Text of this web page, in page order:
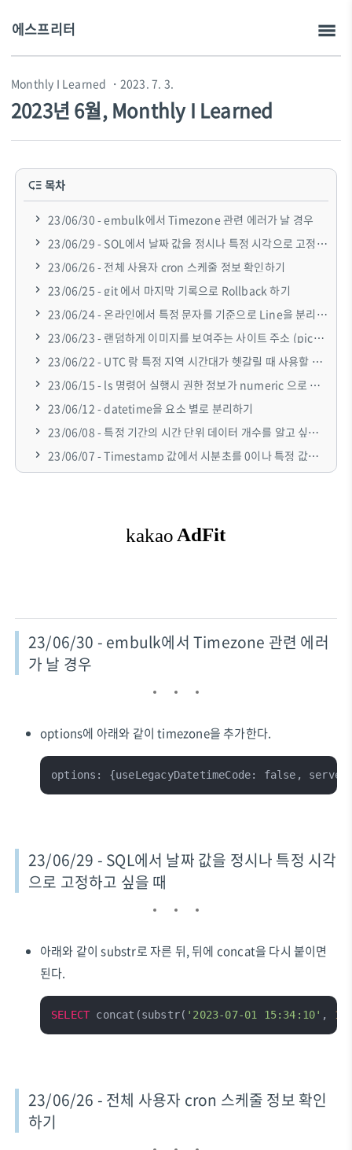
에스프리터
Monthly I Learned ・2023. 7. 3.
2023년 6월, Monthly I Learned
목차
23/06/30 - embulk에서 Timezone 관련 에러가 날 경우
23/06/29 - SQL에서 날짜 값을 정시나 특정 시각으로 고정하고 싶을 때
23/06/26 - 전체 사용자 cron 스케줄 정보 확인하기
23/06/25 - git 에서 마지막 기록으로 Rollback 하기
23/06/24 - 온라인에서 특정 문자를 기준으로 Line을 분리하고 싶을 대 쓰는 사이트
23/06/23 - 랜덤하게 이미지를 보여주는 사이트 주소 (picsum.photos)
23/06/22 - UTC 랑 특정 지역 시간대가 헷갈릴 때 사용할 수 있는 사이트(worldtimebuddy)
23/06/15 - ls 명령어 실행시 권한 정보가 numeric 으로 출력되길 원하는 경우
23/06/12 - datetime을 요소 별로 분리하기
23/06/08 - 특정 기간의 시간 단위 데이터 개수를 알고 싶을 때
23/06/07 - Timestamp 값에서 시분초를 0이나 특정 값으로 일괄 바꾸고 싶을 때
23/06/30 - embulk에서 Timezone 관련 에러
가 날 경우
options에 아래와 같이 timezone을 추가한다.
options: {useLegacyDatetimeCode: false,
23/06/29 - SQL에서 날짜 값을 정시나 특정 시각
으로 고정하고 싶을 때
아래와 같이 substr로 자른 뒤, 뒤에 concat을 다시 붙이면
된다.
SELECT concat(substr( '2023-07-01 15:34:10' , 1
23/06/26 - 전체 사용자 cron 스케줄 정보 확인
하기